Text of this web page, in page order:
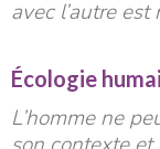
avec l’autre est
Écologie
L’homme ne